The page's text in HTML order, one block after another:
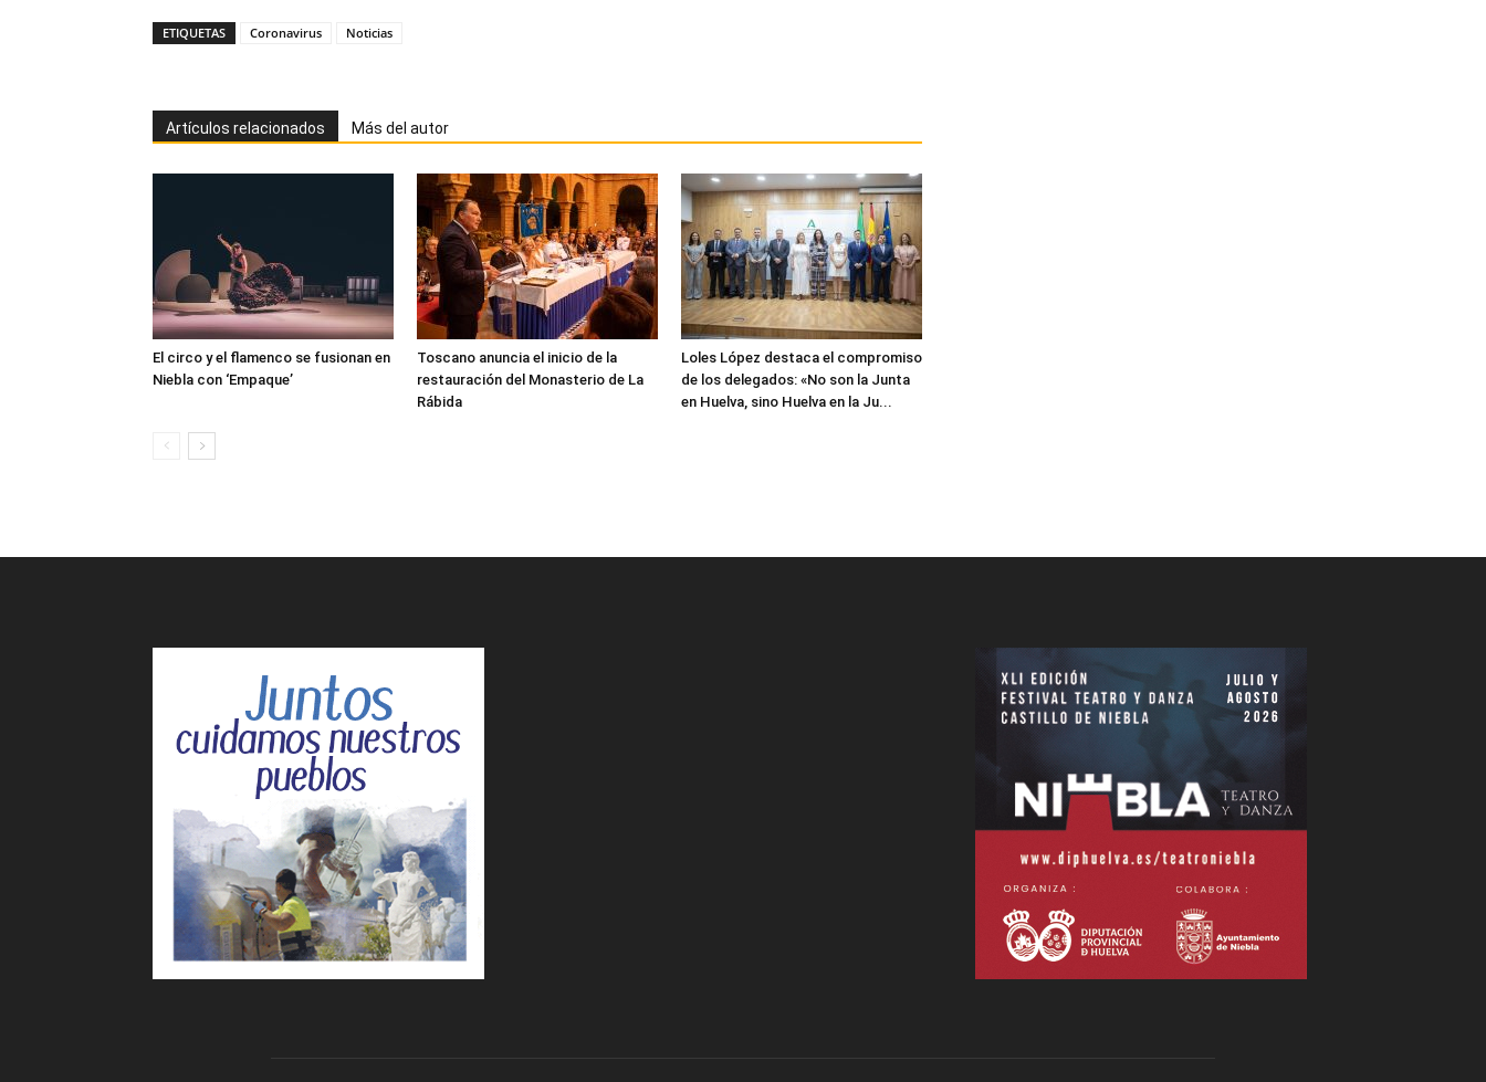
ETIQUETAS Coronavirus Noticias
Artículos relacionados Más del autor
El circo y el flamenco se fusionan en
Niebla con ‘Empaque’
Toscano anuncia el inicio de la
restauración del Monasterio de La
Rábida
Loles López destaca el compromiso
de los delegados: «No son la Junta
en Huelva, sino Huelva en la Ju...